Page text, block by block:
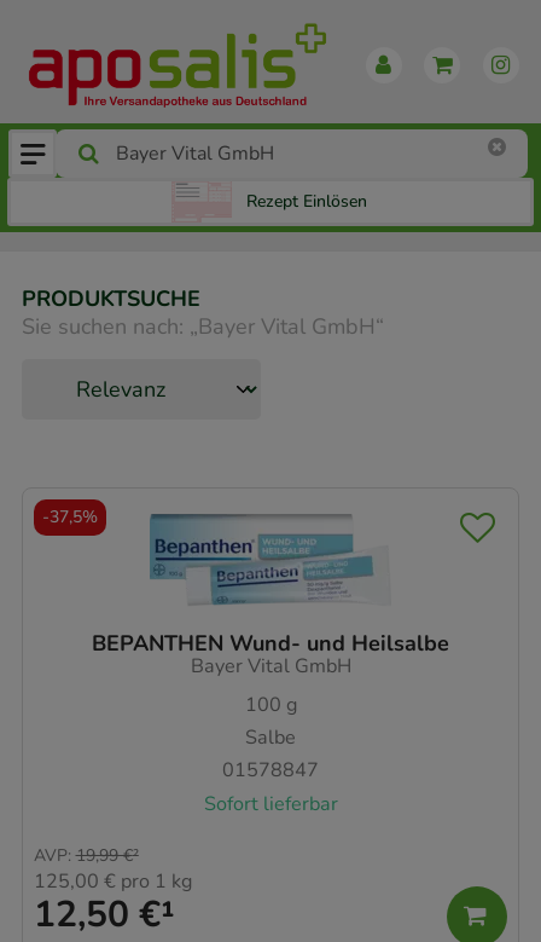
Rezept Einlösen
PRODUKTSUCHE
Sie suchen nach: „Bayer Vital GmbH“
BEPANTHEN Wund- und Heilsalbe
Bayer Vital GmbH
100 g
Salbe
01578847
Sofort lieferbar
12,50 €¹
AVP: 19,99 €²
125,00 € pro 1 kg
-37,5%